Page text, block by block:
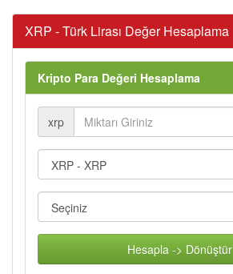
XRP - Türk Lirası Değer Hesaplama
Kripto Para Değeri Hesaplama
xrp
Hesapla -> Dönüştür